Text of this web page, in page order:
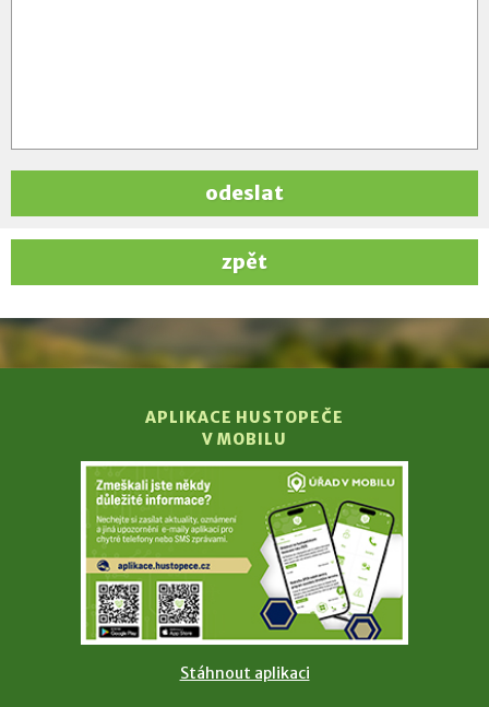
odeslat
zpět
APLIKACE HUSTOPEČE
V MOBILU
Stáhnout aplikaci